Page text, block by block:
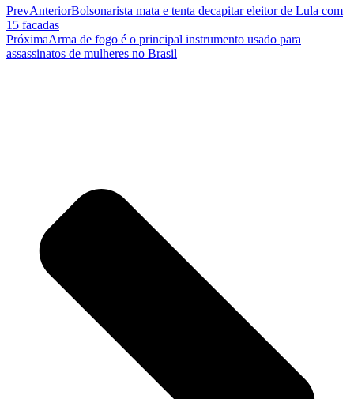
PrevAnteriorBolsonarista mata e tenta decapitar eleitor de Lula com
15 facadas
PróximaArma de fogo é o principal instrumento usado para
assassinatos de mulheres no Brasil